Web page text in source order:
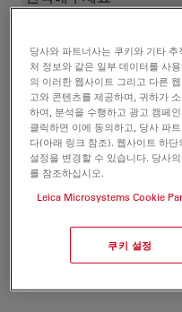
고객정보를 작성해
직위
당사와 파트너사는 쿠키와 기타
처 정보와 같은 일부 데이터를 사
의 이러한 웹사이트 그리고 다른
고와 콘텐츠를 제공하며, 귀하가
하여, 분석을 수행하고 광고 캠페
클릭하면 이에 동의하고, 당사 파
다(아래 링크 참조). 웹사이트 하
설정을 변경할 수 있습니다. 당사
를 참조하십시오.
Leica Microsystems Cookie
쿠키 설정